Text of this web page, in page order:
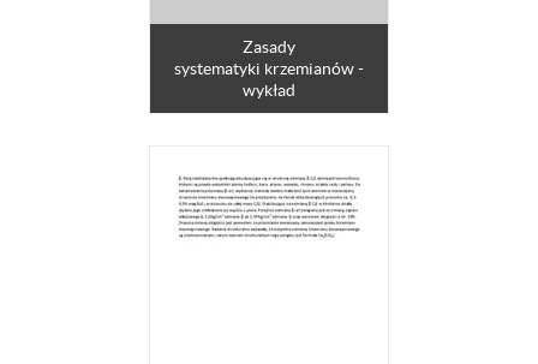
Zasady
systematyki krzemianów -
wykład